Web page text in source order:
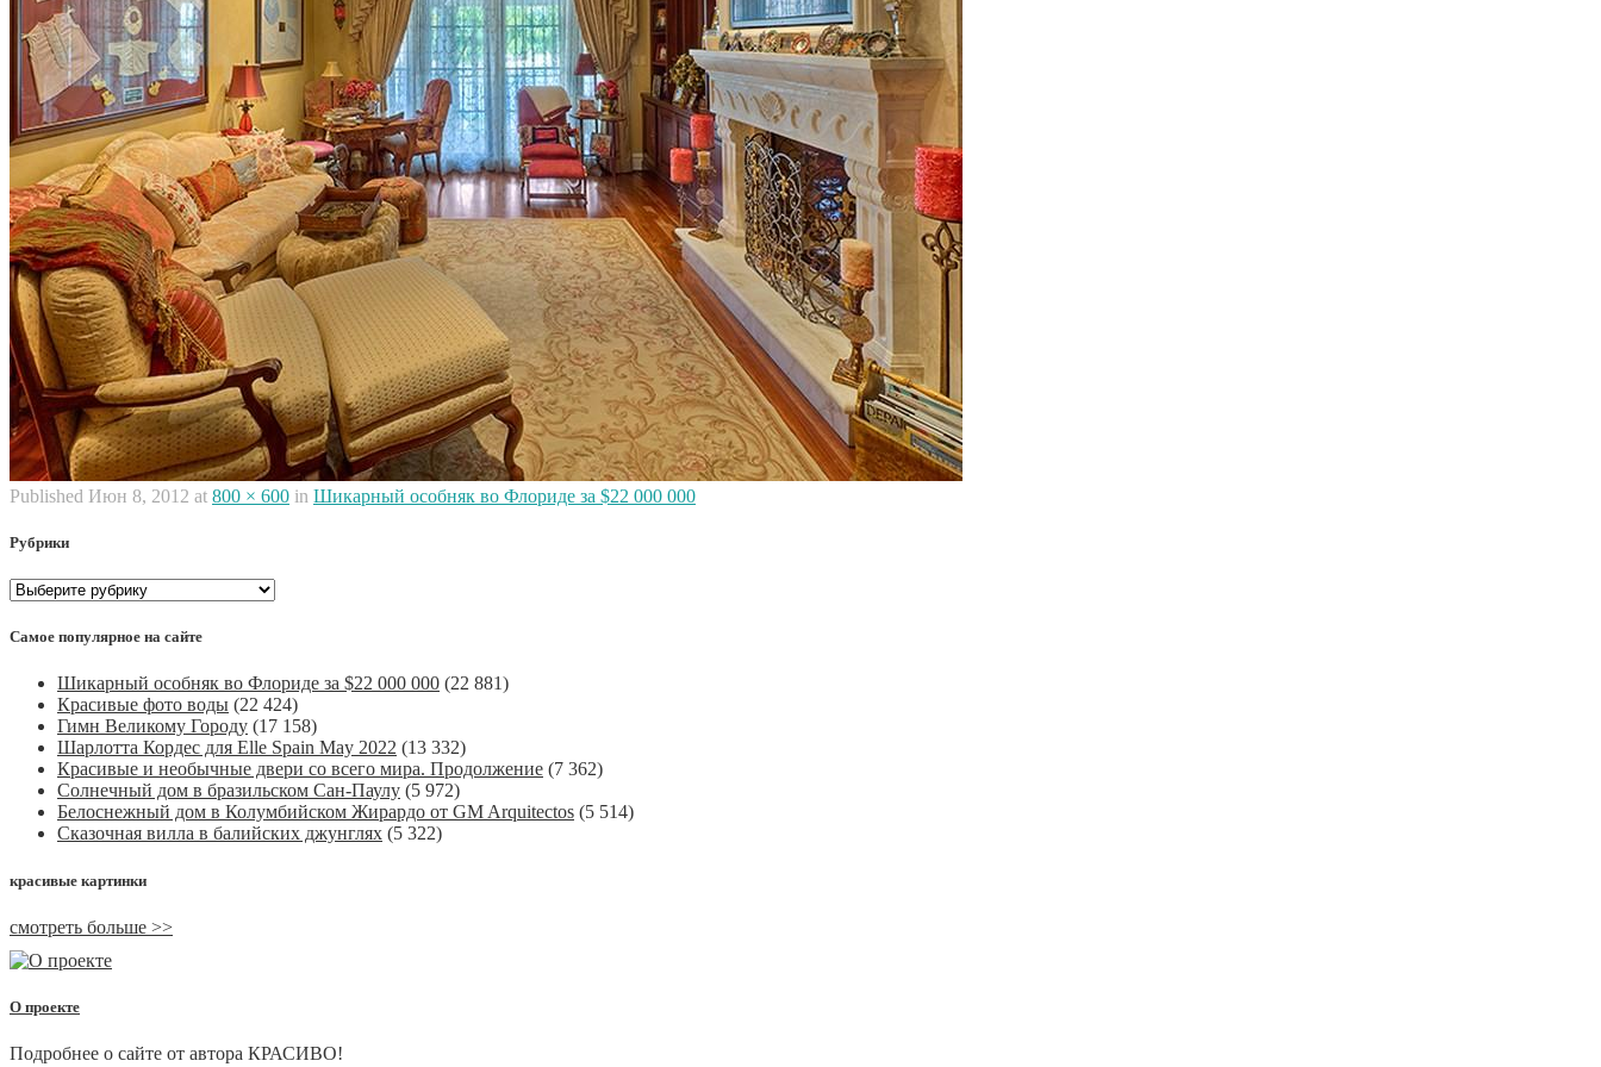
Published Июн 8, 2012 at 800 × 600 in Шикарный особняк во Флориде за $22 000 000
Рубрики
Рубрики
Самое популярное на сайте
Шикарный особняк во Флориде за $22 000 000 (22 881)
Красивые фото воды (22 424)
Гимн Великому Городу (17 158)
Шарлотта Кордес для Elle Spain May 2022 (13 332)
Красивые и необычные двери со всего мира. Продолжение (7 362)
Солнечный дом в бразильском Сан-Паулу (5 972)
Белоснежный дом в Колумбийском Жирардо от GM Arquitectos (5 514)
Сказочная вилла в балийских джунглях (5 322)
красивые картинки
смотреть больше >>
О проекте
Подробнее о сайте от автора КРАСИВО!